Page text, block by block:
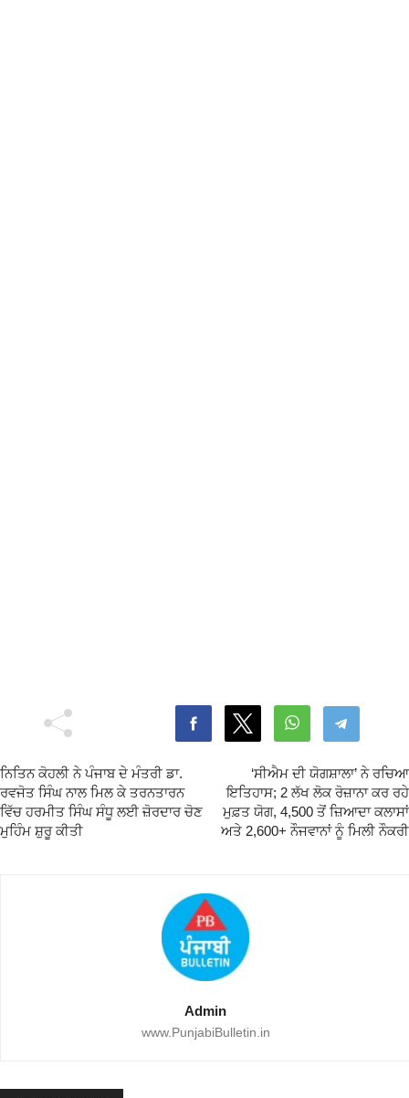
ਨਿਤਿਨ ਕੋਹਲੀ ਨੇ ਪੰਜਾਬ ਦੇ ਮੰਤਰੀ ਡਾ.
ਰਵਜੋਤ ਸਿੰਘ ਨਾਲ ਮਿਲ ਕੇ ਤਰਨਤਾਰਨ
ਵਿੱਚ ਹਰਮੀਤ ਸਿੰਘ ਸੰਧੂ ਲਈ ਜ਼ੋਰਦਾਰ ਚੋਣ
ਮੁਹਿੰਮ ਸ਼ੁਰੂ ਕੀਤੀ
‘ਸੀਐਮ ਦੀ ਯੋਗਸ਼ਾਲਾ’ ਨੇ ਰਚਿਆ
ਇਤਿਹਾਸ; 2 ਲੱਖ ਲੋਕ ਰੋਜ਼ਾਨਾ ਕਰ ਰਹੇ
ਮੁਫ਼ਤ ਯੋਗ, 4,500 ਤੋਂ ਜ਼ਿਆਦਾ ਕਲਾਸਾਂ
ਅਤੇ 2,600+ ਨੌਜਵਾਨਾਂ ਨੂੰ ਮਿਲੀ ਨੌਕਰੀ
Admin
www.PunjabiBulletin.in